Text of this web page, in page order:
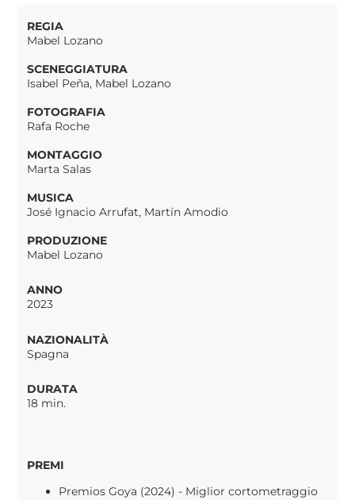
REGIA
Mabel Lozano
SCENEGGIATURA
Isabel Peña, Mabel Lozano
FOTOGRAFIA
Rafa Roche
MONTAGGIO
Marta Salas
MUSICA
José Ignacio Arrufat, Martín Amodio
PRODUZIONE
Mabel Lozano
ANNO
2023
NAZIONALITÀ
Spagna
DURATA
18 min.
PREMI
Premios Goya (2024) - Miglior cortometraggio